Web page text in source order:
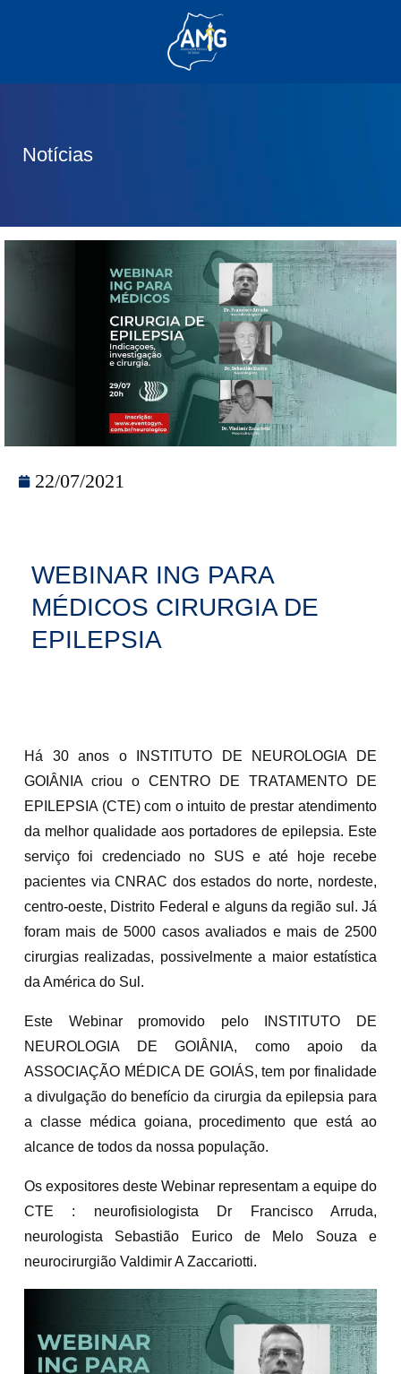
Notícias
22/07/2021
WEBINAR ING PARA
MÉDICOS CIRURGIA DE
EPILEPSIA
Há 30 anos o INSTITUTO DE NEUROLOGIA DE
GOIÂNIA criou o CENTRO DE TRATAMENTO DE
EPILEPSIA (CTE) com o intuito de prestar atendimento
da melhor qualidade aos portadores de epilepsia. Este
serviço foi credenciado no SUS e até hoje recebe
pacientes via CNRAC dos estados do norte, nordeste,
centro-oeste, Distrito Federal e alguns da região sul. Já
foram mais de 5000 casos avaliados e mais de 2500
cirurgias realizadas, possivelmente a maior estatística
da América do Sul.
Este Webinar promovido pelo INSTITUTO DE
NEUROLOGIA DE GOIÂNIA, como apoio da
ASSOCIAÇÃO MÉDICA DE GOIÁS, tem por finalidade
a divulgação do benefício da cirurgia da epilepsia para
a classe médica goiana, procedimento que está ao
alcance de todos da nossa população.
Os expositores deste Webinar representam a equipe do
CTE : neurofisiologista Dr Francisco Arruda,
neurologista Sebastião Eurico de Melo Souza e
neurocirurgião Valdimir A Zaccariotti.